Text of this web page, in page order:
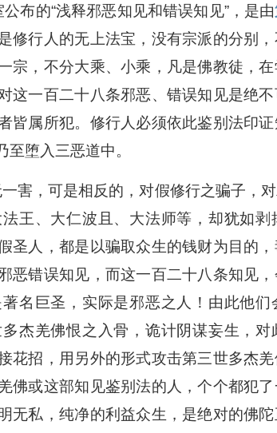
公布的“浅释邪恶知见和错误知见”，是由
修行人的无上法宝，没有宗派的分别
宗，不分大乘、小乘，凡是佛教徒，
这一百二十八条邪恶、错误知见是绝
皆属所犯。修行人必须依此鉴别法印
堕入三恶道中。
，可是相反的，对假修行之骗子，
王、大仁波且、大法师等，却犹如剥
圣人，都是以骗取众生的钱财为目的
恶错误知见，而这一百二十八条知见
名巨圣，实际是邪恶之人！由此他
杰羌佛恨之入骨，诡计阴谋妄生，对
花招，用另外的形式攻击第三世多杰
佛或这部知见鉴别法的人，个个都犯
无私，纯净的利益众生，是绝对的佛